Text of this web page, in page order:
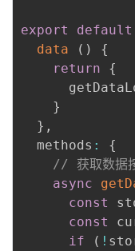
技
的
export default
data
( )
{
return
{
}
} ,
  methods
:
{
// 获取数据
async
const
const
if
( !